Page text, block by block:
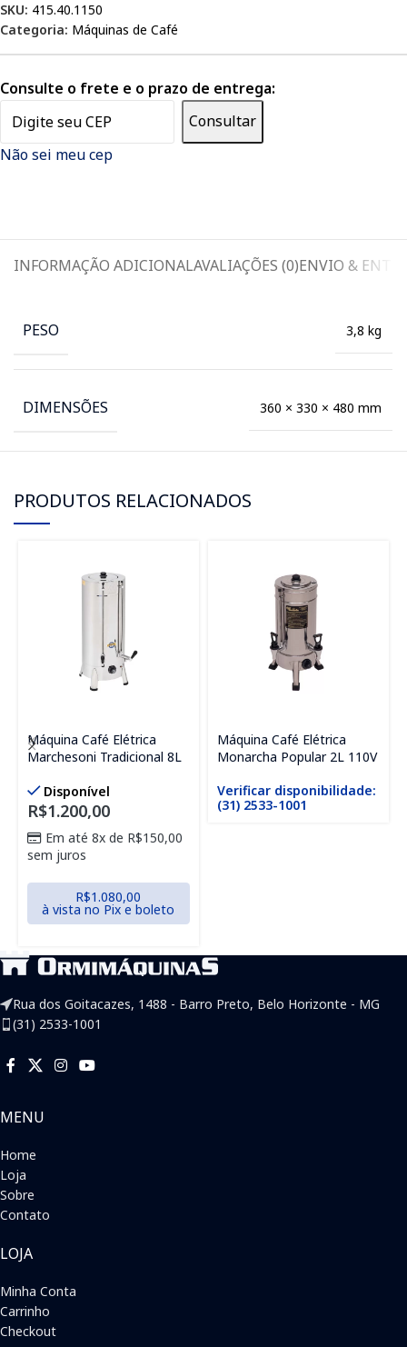
SKU: 415.40.1150
Categoria: Máquinas de Café
Consulte o frete e o prazo de entrega:
Consultar
Não sei meu cep
INFORMAÇÃO ADICIONALAVALIAÇÕES (0)ENVIO &
PESO 3,8 kg
DIMENSÕES 360 × 330 × 480 mm
PRODUTOS RELACIONADOS
Máquina Café Elétrica
Marchesoni Tradicional 8L
Disponível
R$1.200,00
Em até 8x de R$150,00
sem juros
R$1.080,00
à vista no Pix e boleto
Máquina Café Elétrica
Monarcha Popular 2L 110V
Verificar disponibilidade:
(31) 2533-1001
Rua dos Goitacazes, 1488 - Barro Preto, Belo Horizonte - MG
(31) 2533-1001
MENU
Home
Loja
Sobre
Contato
LOJA
Minha Conta
Carrinho
Checkout